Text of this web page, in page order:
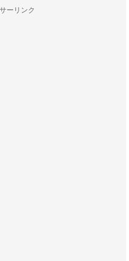
ーリンク